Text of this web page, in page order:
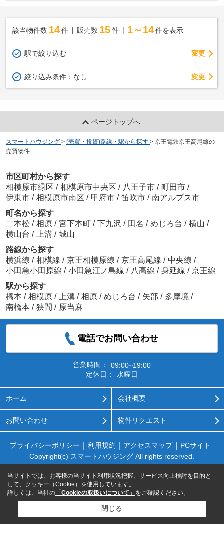
該当物件数 14件 販売数 15 件 1～14 件を表示
駅で絞り込む 変更
絞り込み条件： なし 変更
ページトップへ
スマートハウジング > (売買・投資)路線・駅から探す > 京王電鉄京王高尾線の
売買物件
市区町村から探す
相模原市緑区 / 相模原市中央区 / 八王子市 / 町田市 /
伊東市 / 相模原市南区 / 甲府市 / 笛吹市 / 南アルプス市
町名から探す
二本松 / 相原 / 宮下本町 / 下九沢 / 田名 / めじろ台 / 横山 /
横山台 / 上溝 / 城山
路線から探す
横浜線 / 相模線 / 京王相模原線 / 京王高尾線 / 中央線 /
小田急小田原線 / 小田急江ノ島線 / 八高線 / 身延線 / 京王線
駅から探す
橋本 / 相模原 / 上溝 / 相原 / めじろ台 / 矢部 / 多摩境 /
南橋本 / 狭間 / 原当麻
電話でお問い合わせ
営業時間：
09:00~19:00
定休日：
水曜日
ホーム 会社概要
お問い合わせ 物件リクエスト
プライバシーポリシー 利用規約 アクセスマップ
PCサイト
Copyright(c) スマートハウジング All rights reserved.
当サイトでは、お客様の当サイト利用状況把握、サービス向上検討を目的と
して、クッキー（Cookie）を使用しています。
詳しくは、当社の 「Cookieの取扱いについて」 をご確認ください。
閉じる